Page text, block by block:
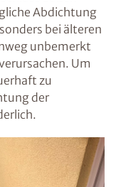
Abdichtung
bei älteren
unbemerkt
Um
zu
der